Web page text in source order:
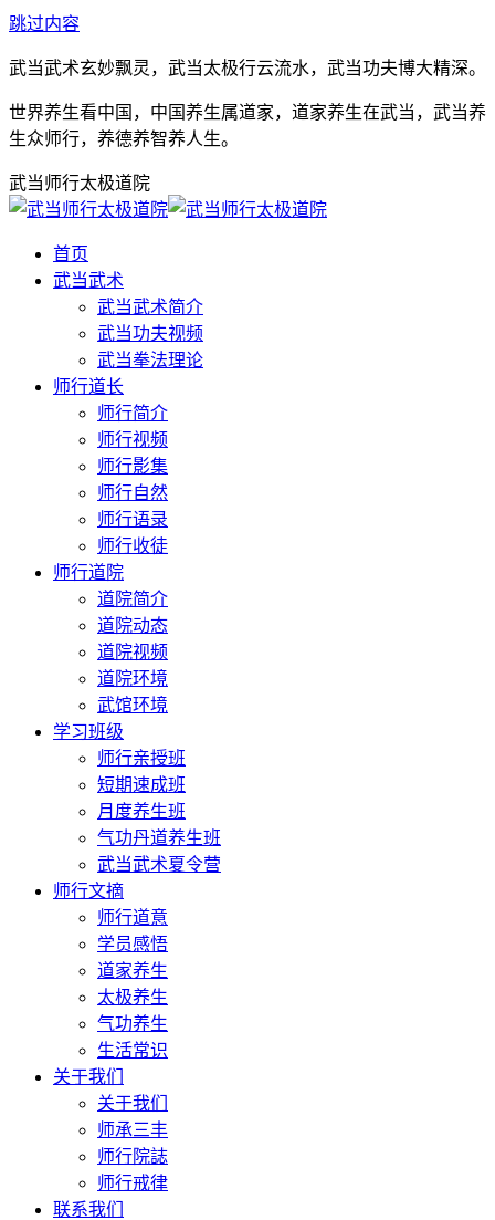
跳过内容
武当武术玄妙飘灵，武当太极行云流水，武当功夫博大精深。
世界养生看中国，中国养生属道家，道家养生在武当，武当养
生众师行，养德养智养人生。
武当师行太极道院
首页
武当武术
武当武术简介
武当功夫视频
武当拳法理论
师行道长
师行简介
师行视频
师行影集
师行自然
师行语录
师行收徒
师行道院
道院简介
道院动态
道院视频
道院环境
武馆环境
学习班级
师行亲授班
短期速成班
月度养生班
气功丹道养生班
武当武术夏令营
师行文摘
师行道意
学员感悟
道家养生
太极养生
气功养生
生活常识
关于我们
关于我们
师承三丰
师行院誌
师行戒律
联系我们